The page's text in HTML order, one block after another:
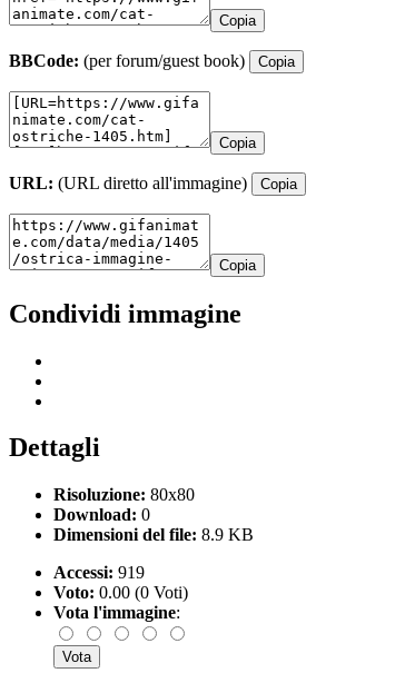
Copia
BBCode: (per forum/guest book) Copia
Copia
URL: (URL diretto all'immagine) Copia
Copia
Condividi immagine
Dettagli
Risoluzione: 80x80
Download: 0
Dimensioni del file: 8.9 KB
Accessi: 919
Voto: 0.00 (0 Voti)
Vota l'immagine: